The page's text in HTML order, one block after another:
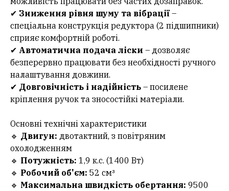
✔ Зниження рівня шуму та вібрації –
спеціальна конструкція редуктора (2 підшипники)
сприяє комфортній роботі.
✔ Автоматична подача ліски – дозволяє
безперервно працювати без необхідності ручного
налаштування довжини.
✔ Довговічність і надійність – посилене
кріплення ручок та зносостійкі матеріали.
Основні технічні характеристики
🔹 Двигун: двотактний, з повітряним
охолодженням
🔹 Потужність: 1,9 к.с. (1400 Вт)
🔹 Робочий об'єм: 52 см³
🔹 Максимальна швидкість обертання: 9500